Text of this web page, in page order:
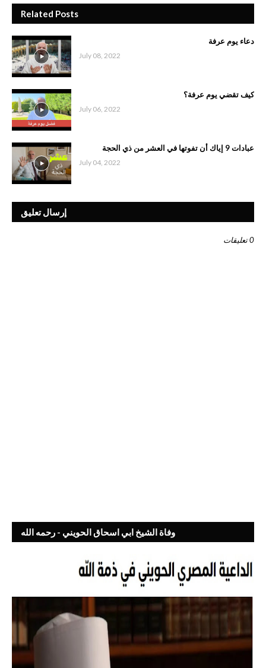
Related Posts
دعاء يوم عرفة
July 08, 2022
كيف تقضي يوم عرفة؟
July 06, 2022
عبادات 9 إياك أن تفوتها في العشر من ذي الحجة
July 04, 2022
إرسال تعليق
0 تعليقات
وفاة الشيخ ابي اسحاق الحويني - رحمه الله